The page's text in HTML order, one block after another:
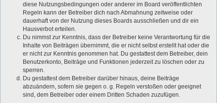
diese Nutzungsbedingungen oder anderer im Board veröffentlichten
Regeln kann der Betreiber dich nach Abmahnung zeitweise oder
dauerhaft von der Nutzung dieses Boards ausschließen und dir ein
Hausverbot erteilen.
Du nimmst zur Kenntnis, dass der Betreiber keine Verantwortung für die
Inhalte von Beiträgen übernimmt, die er nicht selbst erstellt hat oder die
er nicht zur Kenntnis genommen hat. Du gestattest dem Betreiber, dein
Benutzerkonto, Beiträge und Funktionen jederzeit zu löschen oder zu
sperren.
Du gestattest dem Betreiber darüber hinaus, deine Beiträge
abzuändern, sofern sie gegen o. g. Regeln verstoßen oder geeignet
sind, dem Betreiber oder einem Dritten Schaden zuzufügen.